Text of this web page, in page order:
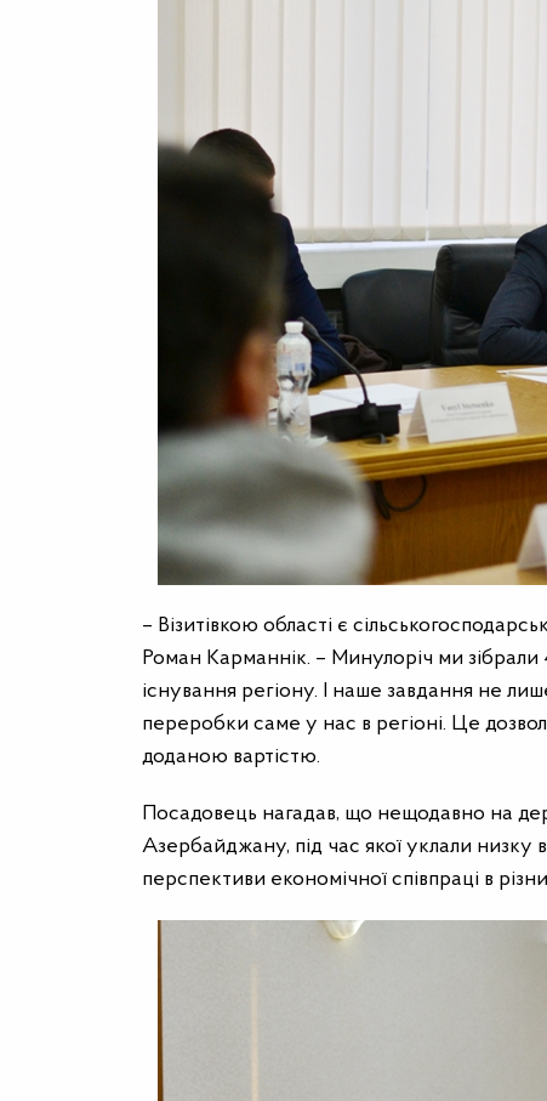
– Візитівкою області є
Роман Карманнік. – Минулоріч ми
існування регіону. І наше завдання не
переробки саме у нас в регіоні. Це
доданою вартістю.
Посадовець нагадав, що нещодавно на
Азербайджану, під час якої уклали
перспективи економічної співпраці в